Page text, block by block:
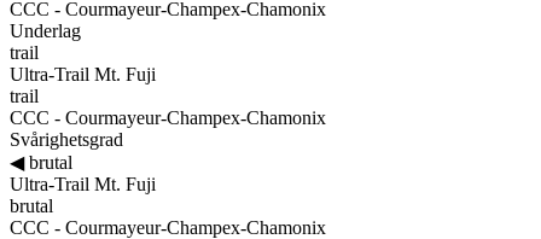
CCC - Courmayeur-Champex-Chamonix
Underlag
trail
Ultra-Trail Mt. Fuji
trail
CCC - Courmayeur-Champex-Chamonix
Svårighetsgrad
◀brutal
Ultra-Trail Mt. Fuji
brutal
CCC - Courmayeur-Champex-Chamonix